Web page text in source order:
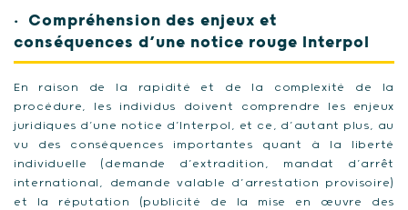
Compréhension des enjeux et
conséquences d’une notice rouge Interpol
En raison de la rapidité et de la complexité de la
procédure, les individus doivent comprendre les enjeux
juridiques d’une notice d’Interpol, et ce, d’autant plus, au
vu des conséquences importantes quant à la liberté
individuelle (demande d’extradition, mandat d’arrêt
international, demande valable d’arrestation provisoire)
et la réputation (publicité de la mise en œuvre des